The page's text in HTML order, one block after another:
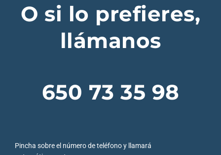
O si lo prefieres,
llámanos
650 73 35 98
Pincha sobre el número de teléfono y llamará